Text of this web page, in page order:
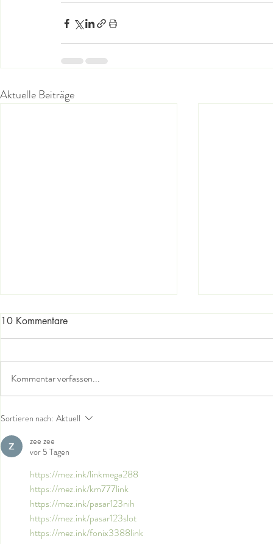
Aktuelle Beiträge
10 Kommentare
Kommentar verfassen...
Sortieren nach: Aktuell
zee zee
vor 5 Tagen
https://mez.ink/linkmega288
https://mez.ink/km777link
https://mez.ink/pasar123nih
https://mez.ink/pasar123slot
https://mez.ink/fonix3388link